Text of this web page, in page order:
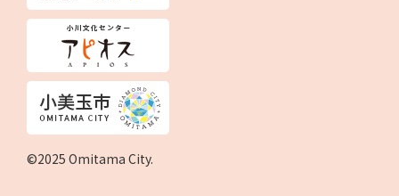
©2025 Omitama City.